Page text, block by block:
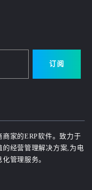
订阅
家的ERP软件。致力于
经营管理解决方案,为电
管理服务。